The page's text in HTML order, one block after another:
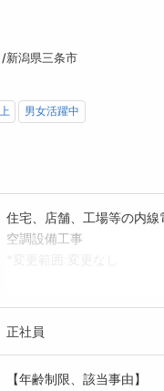
新潟県三条市
男女活躍中
住宅、店舗、工場等の内
空調設備工事
正社員
【年齢制限、該当事由】